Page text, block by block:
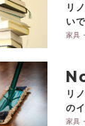
リ
い
家具
リ
の
家具